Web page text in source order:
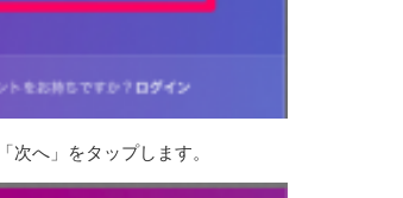
次へ」をタップします。